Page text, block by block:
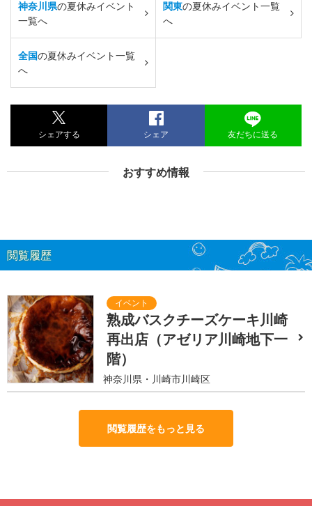
神奈川県の夏休みイベント
一覧へ
関東の夏休みイベント一覧
へ
全国の夏休みイベント一覧
へ
シェアする シェア 友だちに送る
おすすめ情報
閲覧履歴
熟成バスクチーズケーキ川崎
再出店（アゼリア川崎地下一
階）
神奈川県・川崎市川崎区
閲覧履歴をもっと見る